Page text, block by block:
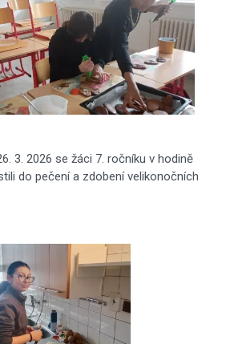
3. 2026 se žáci 7. ročníku v hodině
do pečení a zdobení velikonočních